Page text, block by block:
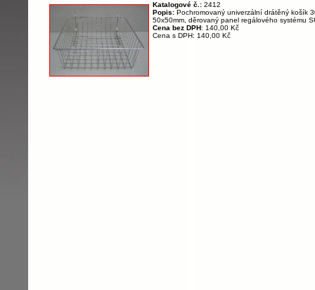
Katalogové č.: 2412
Popis: Pochromovaný univerzální drátěný košík
50x50mm, děrovaný panel regálového systému
Cena bez DPH: 140,00 Kč
Cena s DPH: 140,00 Kč